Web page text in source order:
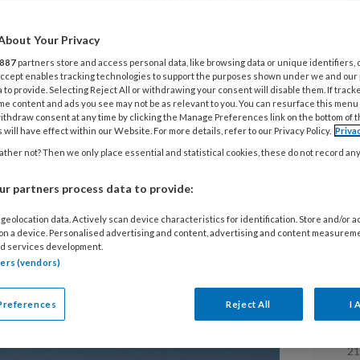
een baanbrekend middel dat
betekent dit voor de toekomst van
Your Privacy
887 partners store and access personal data, like browsing data or unique identifiers,
enables tracking technologies to support the purposes shown under we and
to provide. Selecting Reject All or withdrawing your consent will disable them. If
content and ads you see may not be as relevant to you. You can resurface this
consent at any time by clicking the Manage Preferences link on the bottom of
will have effect within our Website. For more details, refer to our Privacy Policy.
not? Then we only place essential and statistical cookies, these do not record
partners process data to provide:
data. Actively scan device characteristics for identification. Store and/or
a device. Personalised advertising and content, advertising and content
services development.
(vendors)
Reject All I